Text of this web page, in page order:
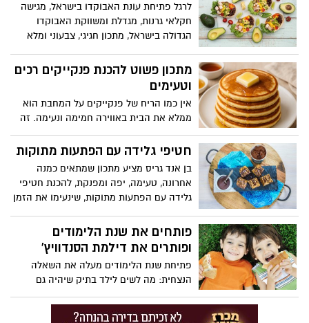
לרגל פתיחת עונת האבוקדו בישראל, מגישה
חקלאי גרנות, מגדלת ומשווקת האבוקדו
הגדולה בישראל, מתכון חגיגי, צבעוני ומלא
את האבוקדו הישראלי הטרי שזה עתה נקטף,
עם עוף עסיסי ותיבול רענן, ומזמינה את
הצרכנים ליהנות מחוויית בישול קלה, מהירה,
צבעונית ובריאה שמכניסה את האבוקדו
למרכז הצלחת. בתיאבון!
מתכון פשוט להכנת פנקייקים רכים
וטעימים
אין כמו הריח של פנקייקים על המחבת הוא
ממלא את הבית באווירה חמימה ונעימה. זה
תמיד מעלה חיוך ומכניס לאווירה של בוקר
רגוע, שבת נינוחה או ערב כיפי. קבלו מתכון
חטיפי גלידה עם הפתעות מתוקות
בן אנד גריס מציע מתכון שמתאים כמנה
אחרונה, טעימה, יפה ומפנקת, להכנת חטיפי
גלידה עם הפתעות מתוקות, שינעימו את הזמן
פותחים את שנת הלימודים
ופותרים את דילמת הסנדוויץ'
פתיחת שנת הלימודים מעלה את השאלה
הנצחית: מה לשים לילד בתיק שיהיה גם
טעים, גם בריא – וגם לא יחזור בשלמותו?
הורים רבים מכירים את המצב מקרוב: